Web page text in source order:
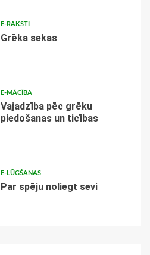
E-RAKSTI
Grēka sekas
E-MĀCĪBA
Vajadzība pēc grēku
piedošanas un ticības
E-LŪGŠANAS
Par spēju noliegt sevi